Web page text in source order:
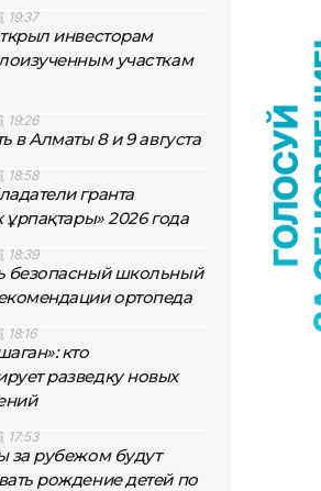
19:37
инвесторам
участкам
19:26
в Алматы 8 и 9 августа
18:58
гранта
ұрпақтары» 2026 года
18:39
безопасный школьный
ортопеда
18:16
кто
разведку новых
17:53
за рубежом будут
рождение детей по